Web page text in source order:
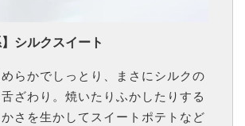
】シルクスイート
らかでしっとり、まさにシルクの
ざわり。焼いたりふかしたりする
さを生かしてスイートポテトなど